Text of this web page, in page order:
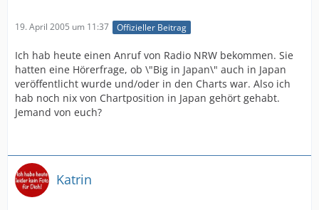
19. April 2005 um 11:37 Offizieller Beitrag
Ich hab heute einen Anruf von Radio NRW bekommen. Sie
hatten eine Hörerfrage, ob \"Big in Japan\" auch in Japan
veröffentlicht wurde und/oder in den Charts war. Also ich
hab noch nix von Chartposition in Japan gehört gehabt.
Jemand von euch?
Katrin